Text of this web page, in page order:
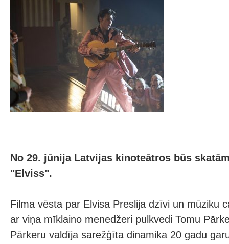
No 29. jūnija Latvijas kinoteātros būs
"Elviss".
Filma vēsta par Elvisa Preslija dzīvi un mūziku
ar viņa mīklaino menedžeri pulkvedi Tomu
Pārkeru valdīja sarežģīta dinamika 20 gadu